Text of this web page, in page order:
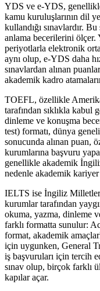
YDS ve e-YDS,
kamu kuruluşlarının dil
kullandığı sınavlardır.
anlama becerilerini
periyotlarla elektronik
aynı olup, e-YDS daha
sınavlardan alınan
akademik kadro
TOEFL, özellikle
tarafından sıklıkla kabul
dinleme ve konuşma
test) formatı, dünya
sonucunda alınan puan,
kurumlarına başvuru
genellikle akademik
nedenle akademik
IELTS ise İngiliz
kurumlar tarafından
okuma, yazma, dinleme
farklı formatta sunulur:
format, akademik
için uygunken, General
iş başvuruları için tercih
sınav olup, birçok farklı
kapılar açar.